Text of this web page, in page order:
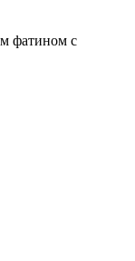
фатином с